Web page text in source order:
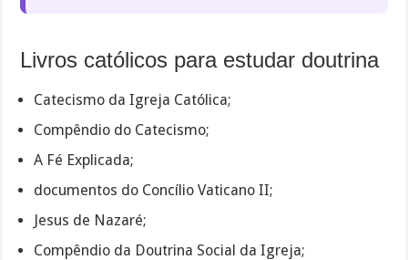
Livros católicos para estudar doutrina
Catecismo da Igreja Católica;
Compêndio do Catecismo;
A Fé Explicada;
documentos do Concílio Vaticano II;
Jesus de Nazaré;
Compêndio da Doutrina Social da Igreja;